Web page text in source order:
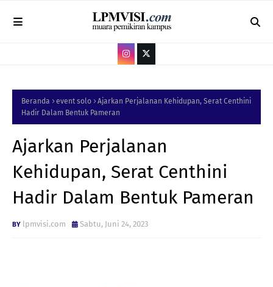
Beranda event solo
Ajarkan Perjalanan Kehidupan, Serat Centhini
Hadir Dalam Bentuk Pameran
Ajarkan Perjalanan
Kehidupan, Serat Centhini
Hadir Dalam Bentuk Pameran
lpmvisi.com Sabtu, Juni 24, 2023